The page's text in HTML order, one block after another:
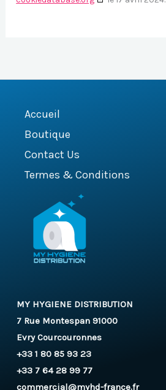
Accueil
Boutique
Contact Us
Termes & Conditions
MY HYGIENE DISTRIBUTION
7 Rue Montespan 91000
Evry Courcouronnes
+33 1 80 85 93 23
+33 7 64 28 99 77
commercial@myhd-france.fr